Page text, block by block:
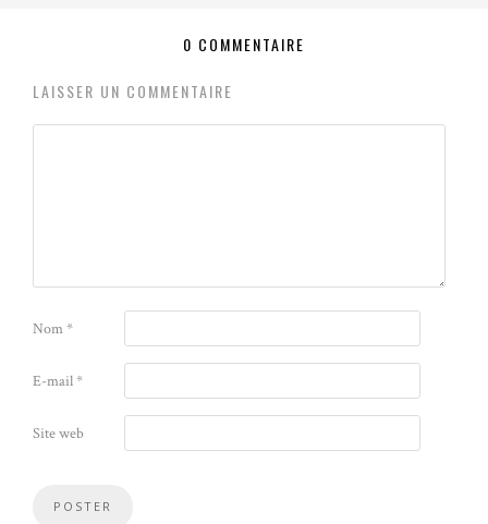
0 COMMENTAIRE
LAISSER UN COMMENTAIRE
Nom*
E-mail*
Site web